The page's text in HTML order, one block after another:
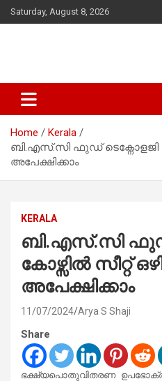
Skip
to
Saturday, August 8, 2026
Sarkardaily :
Latest
English News
India. Politics News Events.
News.
Home
Kerala
ബി.എസ്‌.സി ഫുഡ് ടെക്നോളജി
അപേക്ഷിക്കാം
KERALA
ബി.എസ്‌.സി ഫുഡ്
കോഴ്സിൽ സീറ്റ്
അപേക്ഷിക്കാം
11/07/2024 Arya S Shaji
Share
ഭക്ഷ്യപൊതുവിതരണ